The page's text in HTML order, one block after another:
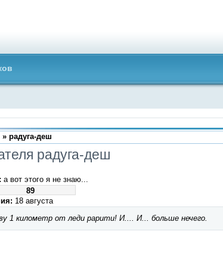
» радуга-деш
радуга-деш
а вот этого я не знаю...
89
18 августа
1 километр от леди рарити! И.... И... больше нечего.